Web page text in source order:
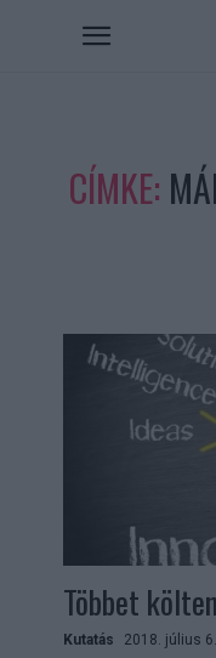
CÍMKE:
Többet
Kutatás 2018. július 6.